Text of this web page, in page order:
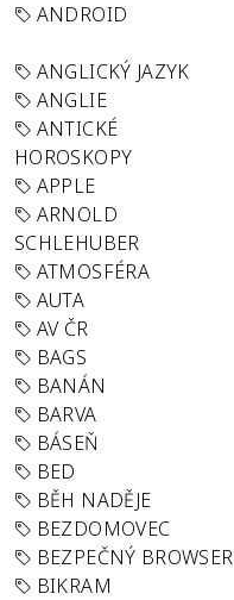
ANDROID
ANGLICKÝ JAZYK
ANGLIE
ANTICKÉ
HOROSKOPY
APPLE
ARNOLD
SCHLEHUBER
ATMOSFÉRA
AUTA
AV ČR
BAGS
BANÁN
BARVA
BÁSEŇ
BED
BĚH NADĚJE
BEZDOMOVEC
BEZPEČNÝ BROWSER
BIKRAM